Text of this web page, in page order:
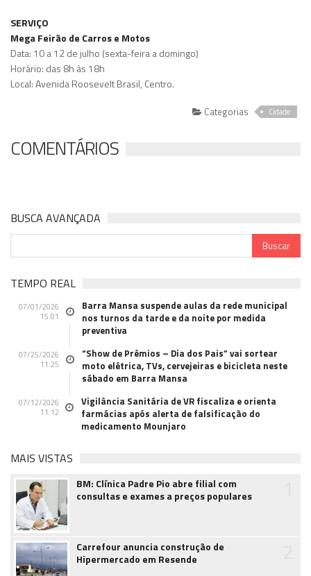
SERVIÇO
Mega Feirão de Carros e Motos
Data: 10 a 12 de julho (sexta-feira a domingo)
Horário: das 8h às 18h
Local: Avenida Roosevelt Brasil, Centro.
Categorias Cidade
COMENTÁRIOS
BUSCA AVANÇADA
TEMPO REAL
07/01/2026
15:01
Barra Mansa suspende aulas da rede municipal
nos turnos da tarde e da noite por medida
preventiva
07/25/2026
11:25
“Show de Prêmios – Dia dos Pais” vai sortear
moto elétrica, TVs, cervejeiras e bicicleta neste
sábado em Barra Mansa
07/12/2026
11:12
Vigilância Sanitária de VR fiscaliza e orienta
farmácias após alerta de falsificação do
medicamento Mounjaro
MAIS VISTAS
BM: Clínica Padre Pio abre filial com
consultas e exames a preços populares
Carrefour anuncia construção de
Hipermercado em Resende